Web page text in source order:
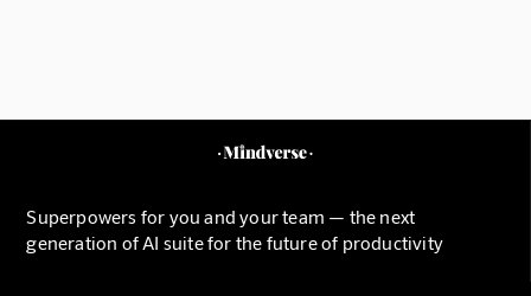
Superpowers for you and your team — the next
generation of AI suite for the future of productivity